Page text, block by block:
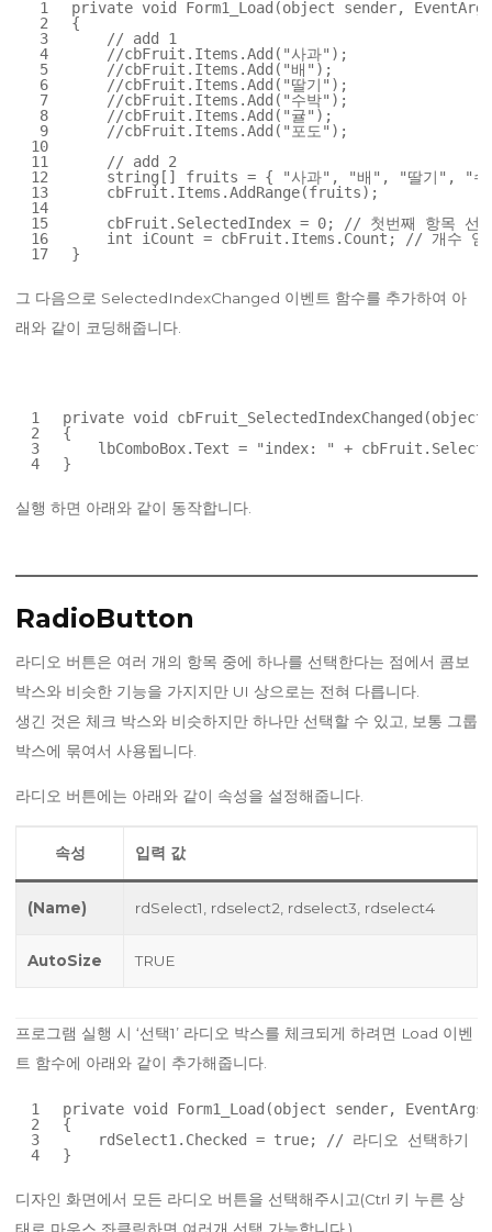
1
2
3
4
5
6
7
8
9
10
11
12
13
14
15
16
17
private void Form1_Load(object
sender,
{
// add 1
//cbFruit.Items.Add("사과");
//cbFruit.Items.Add("배");
//cbFruit.Items.Add("딸기");
//cbFruit.Items.Add("수박");
//cbFruit.Items.Add("귤");
//cbFruit.Items.Add("포도");
// add 2
string [] fruits = { "사과" , "배" , "딸기" ,
"
cbFruit.Items.AddRange(fruits);
cbFruit.SelectedIndex = 0;
// 첫번째 항목 선
int
iCount = cbFruit.Items.Count;
// 개수 얻
}
그 다음으로 SelectedIndexChanged 이벤트 함수를 추가하여 아
래와 같이 코딩해줍니다.
1
2
3
4
private void cbFruit_SelectedIndexChanged(object
{
lbComboBox.Text =
"index: "
+
}
실행 하면 아래와 같이 동작합니다.
RadioButton
라디오 버튼은 여러 개의 항목 중에 하나를 선택한다는 점에서 콤보
박스와 비슷한 기능을 가지지만 UI 상으로는 전혀 다릅니다.
생긴 것은 체크 박스와 비슷하지만 하나만 선택할 수 있고, 보통 그룹
박스에 묶여서 사용됩니다.
라디오 버튼에는 아래와 같이 속성을 설정해줍니다.
속성 입력 값
(Name) rdSelect1, rdselect2, rdselect3, rdselect4
AutoSize TRUE
프로그램 실행 시 ‘선택1’ 라디오 박스를 체크되게 하려면 Load 이벤
트 함수에 아래와 같이 추가해줍니다.
1
2
3
4
private void Form1_Load(object
sender, EventArgs
{
rdSelect1.Checked = true;
// 라디오 선택하기
}
디자인 화면에서 모든 라디오 버튼을 선택해주시고(Ctrl 키 누른 상
태로 마우스 좌클릭하면 여러개 선택 가능합니다.)